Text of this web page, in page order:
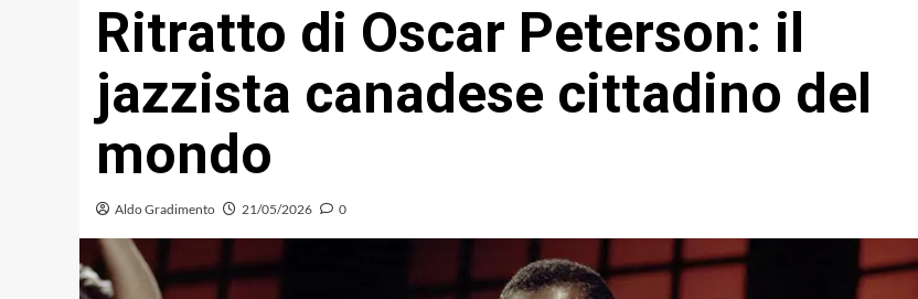
Ritratto di Oscar Peterson: il
jazzista canadese cittadino del
mondo
Aldo Gradimento 21/05/2026 0